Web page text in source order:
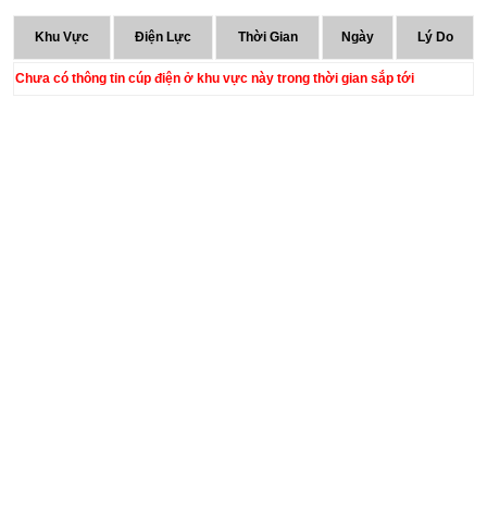
Khu Vực Điện Lực Thời Gian Ngày Lý Do
Chưa có thông tin cúp điện ở khu vực này trong thời gian sắp tới